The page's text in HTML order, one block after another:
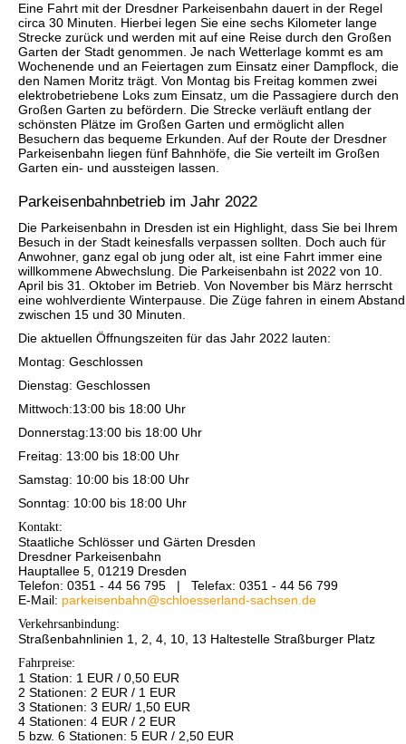
Eine Fahrt mit der Dresdner Parkeisenbahn dauert in der Regel
circa 30 Minuten. Hierbei legen Sie eine sechs Kilometer lange
Strecke zurück und werden mit auf eine Reise durch den Großen
Garten der Stadt genommen. Je nach Wetterlage kommt es am
Wochenende und an Feiertagen zum Einsatz einer Dampflock, die
den Namen Moritz trägt. Von Montag bis Freitag kommen zwei
elektrobetriebene Loks zum Einsatz, um die Passagiere durch den
Großen Garten zu befördern. Die Strecke verläuft entlang der
schönsten Plätze im Großen Garten und ermöglicht allen
Besuchern das bequeme Erkunden. Auf der Route der Dresdner
Parkeisenbahn liegen fünf Bahnhöfe, die Sie verteilt im Großen
Garten ein- und aussteigen lassen.
Parkeisenbahnbetrieb im Jahr 2022
Die Parkeisenbahn in Dresden ist ein Highlight, dass Sie bei Ihrem
Besuch in der Stadt keinesfalls verpassen sollten. Doch auch für
Anwohner, ganz egal ob jung oder alt, ist eine Fahrt immer eine
willkommene Abwechslung. Die Parkeisenbahn ist 2022 von 10.
April bis 31. Oktober im Betrieb. Von November bis März herrscht
eine wohlverdiente Winterpause. Die Züge fahren in einem Abstand
zwischen 15 und 30 Minuten.
Die aktuellen Öffnungszeiten für das Jahr 2022 lauten:
Montag: Geschlossen
Dienstag: Geschlossen
Mittwoch:13:00 bis 18:00 Uhr
Donnerstag:13:00 bis 18:00 Uhr
Freitag: 13:00 bis 18:00 Uhr
Samstag: 10:00 bis 18:00 Uhr
Sonntag: 10:00 bis 18:00 Uhr
Kontakt:
Staatliche Schlösser und Gärten Dresden
Dresdner Parkeisenbahn
Hauptallee 5, 01219 Dresden
Telefon: 0351 - 44 56 795 | Telefax: 0351 - 44 56 799
E-Mail: parkeisenbahn@schloesserland-sachsen.de
Verkehrsanbindung:
Straßenbahnlinien 1, 2, 4, 10, 13 Haltestelle Straßburger Platz
Fahrpreise:
1 Station: 1 EUR / 0,50 EUR
2 Stationen: 2 EUR / 1 EUR
3 Stationen: 3 EUR/ 1,50 EUR
4 Stationen: 4 EUR / 2 EUR
5 bzw. 6 Stationen: 5 EUR / 2,50 EUR